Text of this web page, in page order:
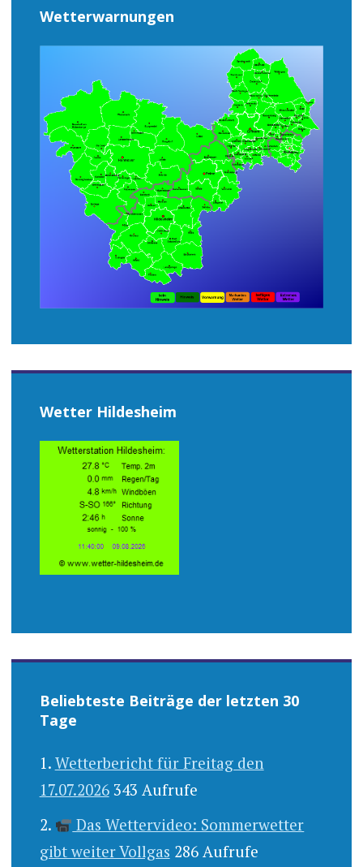
Wetterwarnungen
Wetter Hildesheim
Beliebteste Beiträge der letzten 30
Tage
Wetterbericht für Freitag den
17.07.2026 343 Aufrufe
Das Wettervideo: Sommerwetter
gibt weiter Vollgas 286 Aufrufe